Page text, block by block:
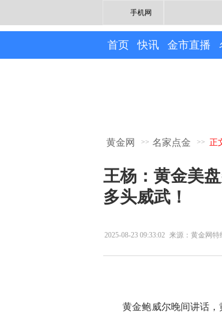
手机网
首页 快讯 金市直播
黄金网 >> 名家点金 >> 正
王杨：黄金美
多头威武！
2025-08-23 09:33:02 来源：黄金网特
黄金鲍威尔晚间讲话，黄